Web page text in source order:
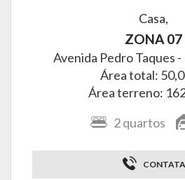
Casa,
ZONA 07
Avenida Pedro Taques -
Área total:
Área terreno:
2quartos